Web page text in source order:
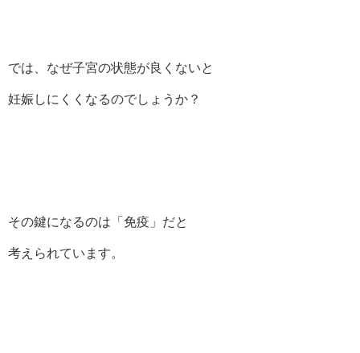
では、なぜ子宮の状態が良くないと
妊娠しにくくなるのでしょうか？
その鍵になるのは「免疫」だと
考えられています。